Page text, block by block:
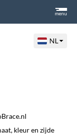
menu
NL
kleur en zijde